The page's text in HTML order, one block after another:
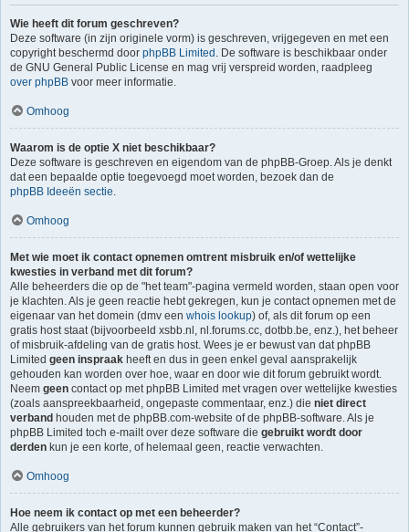
Wie heeft dit forum geschreven?
Deze software (in zijn originele vorm) is geschreven, vrijgegeven en met een
copyright beschermd door phpBB Limited . De software is beschikbaar onder
de GNU General Public License en mag vrij verspreid worden, raadpleeg
over phpBB voor meer informatie.
Omhoog
Waarom is de optie X niet beschikbaar?
Deze software is geschreven en eigendom van de phpBB-Groep. Als je denkt
dat een bepaalde optie toegevoegd moet worden, bezoek dan de
phpBB Ideeën sectie.
Omhoog
Met wie moet ik contact opnemen omtrent misbruik en/of wettelijke
kwesties in verband met dit forum?
Alle beheerders die op de "het team"-pagina vermeld worden, staan open voor
je klachten. Als je geen reactie hebt gekregen, kun je contact opnemen met de
eigenaar van het domein (dmv een whois lookup) of, als dit forum op een
gratis host staat (bijvoorbeeld xsbb.nl, nl.forums.cc, dotbb.be, enz.), het beheer
of misbruik-afdeling van de gratis host. Wees je er bewust van dat phpBB
Limited geen inspraak heeft en dus in geen enkel geval aansprakelijk
gehouden kan worden over hoe, waar en door wie dit forum gebruikt wordt.
Neem geen contact op met phpBB Limited met vragen over wettelijke kwesties
(zoals aanspreekbaarheid, ongepaste commentaar, enz.) die niet direct
verband houden met de phpBB.com-website of de phpBB-software. Als je
phpBB Limited toch e-mailt over deze software die gebruikt wordt door
derden kun je een korte, of helemaal geen, reactie verwachten.
Omhoog
Hoe neem ik contact op met een beheerder?
Alle gebruikers van het forum kunnen gebruik maken van het “Contact”-